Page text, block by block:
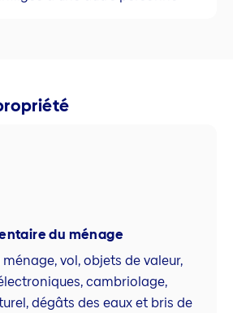
du ménage
vol, objets de valeur,
cambriolage,
dégâts des eaux et bris de